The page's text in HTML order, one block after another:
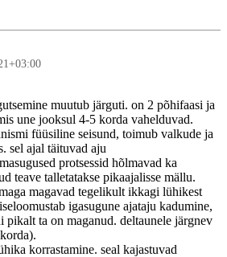
muutub järguti. on 2 põhifaasi ja
une jooksul 4-5 korda vahelduvad.
füüsiline seisund, toimub valkude ja
sel ajal täituvad aju
protsessid hõlmavad ka
teave talletatakse pikaajalisse mällu.
magavad tegelikult ikkagi lühikest
igasugune ajataju kadumine,
pikalt ta on maganud. deltaunele järgnev
korrastamine. seal kajastuvad